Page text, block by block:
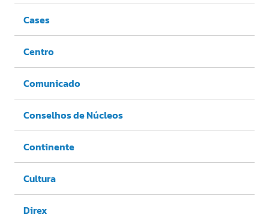
Cases
Centro
Comunicado
Conselhos de Núcleos
Continente
Cultura
Direx